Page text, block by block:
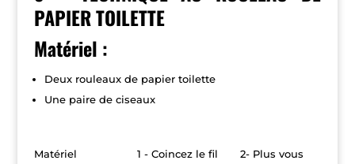
PAPIER TOILETTE
Matériel :
Deux rouleaux de papier toilette
Une paire de ciseaux
Matériel
1 - Coincez le fil
2- Plus vous